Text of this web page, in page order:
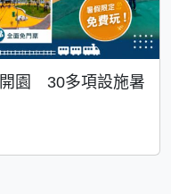
園 30多項設施暑